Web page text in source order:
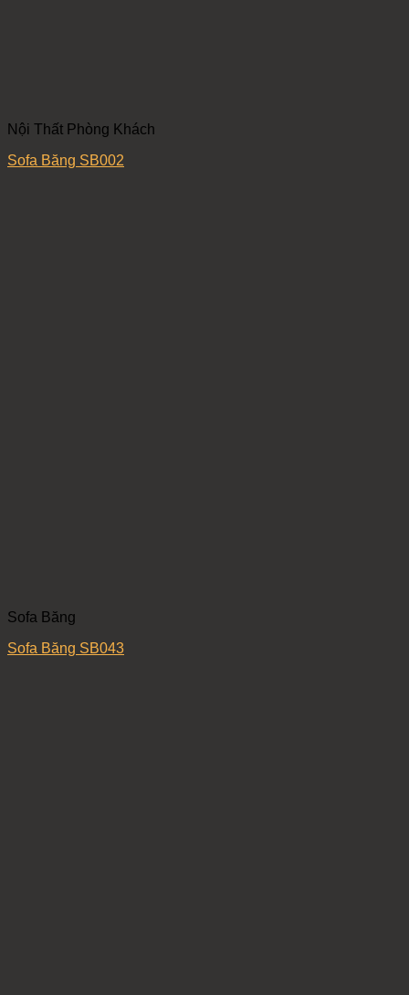
Nội Thất Phòng Khách
Sofa Băng SB002
Sofa Băng
Sofa Băng SB043